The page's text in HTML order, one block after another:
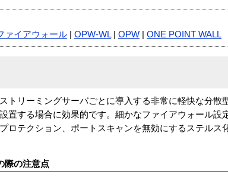
ァイアウォール OPW-WL| OPW ONE POINT WALL
トリーミングサーバごとに導入する非常に軽快な分散
置する場合に効果的です。細かなファイアウォール設
ロテクション、ポートスキャンを無効にするステルス
際の注意点